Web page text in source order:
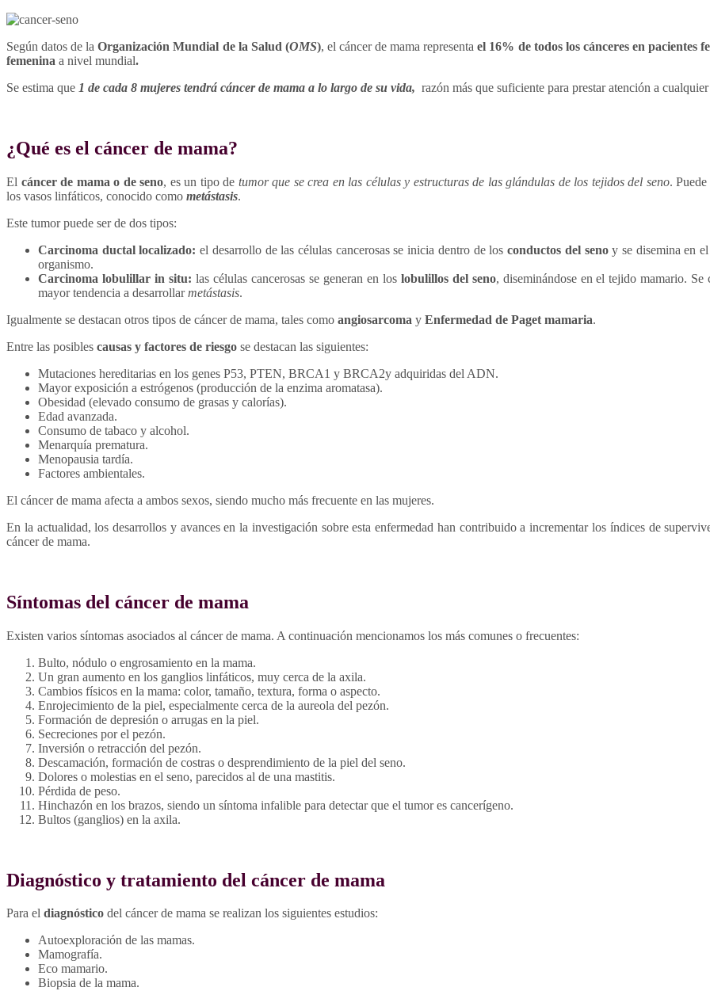
Según datos de laOrganización Mundial de la Salud (OMS), el cáncer de mama representael 16% de todos los cánceres en pacientes
femenina a nivel mundial.
Se estima que 1 de cada 8 mujeres tendrá cáncer de mama a lo largo de su vida, razón más que suficiente para prestar atención a
¿Qué es el cáncer de mama?
El cáncer de mama o de seno, es un tipo de tumor que se crea en las células y estructuras de las glándulas de los tejidos del seno.
los vasos linfáticos, conocido como metástasis.
Este tumor puede ser de dos tipos:
Carcinoma ductal localizado:el desarrollo de las células cancerosas se inicia dentro de losconductos del senoy se disemina en
organismo.
Carcinoma lobulillar in situ: las células cancerosas se generan en los lobulillos del seno, diseminándose en el tejido mamario.
mayor tendencia a desarrollarmetástasis.
Igualmente se destacan otros tipos de cáncer de mama, tales como angiosarcoma y Enfermedad de Paget mamaria.
Entre las posibles causas y factores de riesgo se destacan las siguientes:
Mutaciones hereditarias en los genes P53, PTEN, BRCA1 y BRCA2y adquiridas del ADN.
Mayor exposición a estrógenos (producción de la enzima aromatasa).
Obesidad (elevado consumo de grasas y calorías).
Edad avanzada.
Consumo de tabaco y alcohol.
Menarquía prematura.
Menopausia tardía.
Factores ambientales.
El cáncer de mama afecta a ambos sexos, siendo mucho más frecuente en las mujeres.
En la actualidad, los desarrollos y avances en la investigación sobre esta enfermedad han contribuido a incrementar los índices de
cáncer de mama.
Síntomas del cáncer de mama
Existen varios síntomas asociados al cáncer de mama. A continuación mencionamos los más comunes o frecuentes:
Bulto, nódulo o engrosamiento en la mama.
Un gran aumento en los ganglios linfáticos, muy cerca de la axila.
Cambios físicos en la mama: color, tamaño, textura, forma o aspecto.
Enrojecimiento de la piel, especialmente cerca de la aureola del pezón.
Formación de depresión o arrugas en la piel.
Secreciones por el pezón.
Inversión o retracción del pezón.
Descamación, formación de costras o desprendimiento de la piel del seno.
Dolores o molestias en el seno, parecidos al de una mastitis.
Pérdida de peso.
Hinchazón en los brazos, siendo un síntoma infalible para detectar que el tumor es cancerígeno.
Bultos (ganglios) en la axila.
Diagnóstico y tratamiento del cáncer de mama
Para el diagnóstico del cáncer de mama se realizan los siguientes estudios:
Autoexploración de las mamas.
Mamografía.
Eco mamario.
Biopsia de la mama.